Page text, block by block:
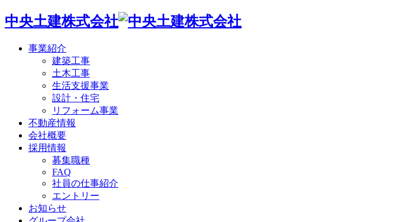
中央土建株式会社
事業紹介
建築工事
土木工事
生活支援事業
設計・住宅
リフォーム事業
不動産情報
会社概要
採用情報
募集職種
FAQ
社員の仕事紹介
エントリー
お知らせ